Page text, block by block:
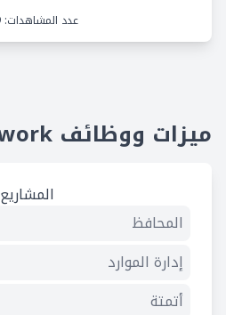
عدد المشاهدات: 149
ميزات ووظائف Teamwork
المشاريع
المحافظ
إدارة الموارد
أتمتة